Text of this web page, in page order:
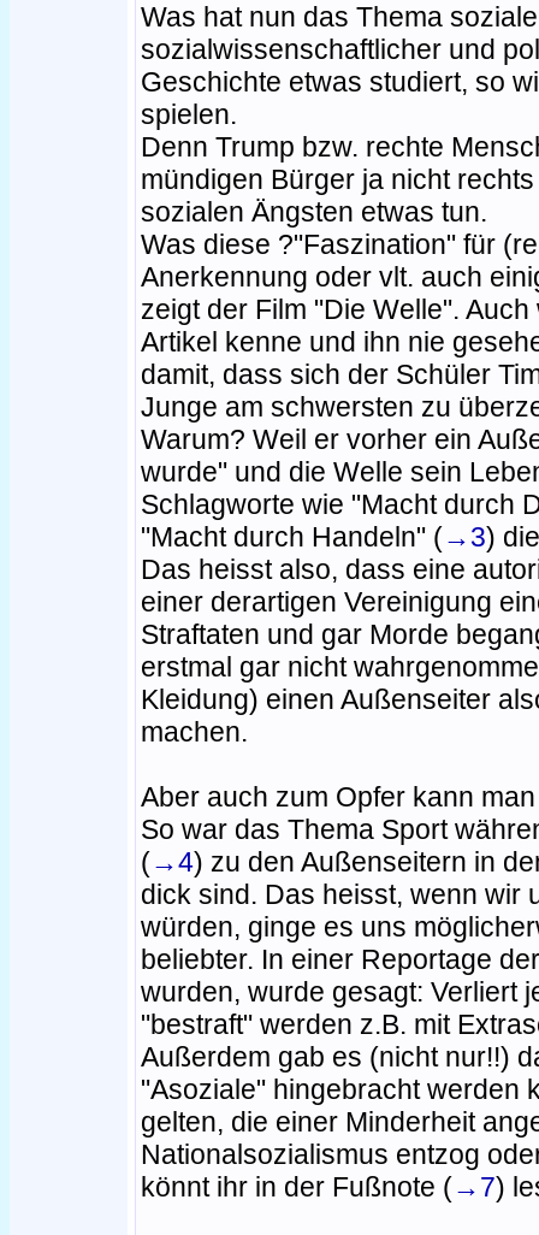
Was hat nun das Thema
sozialwissenschaftlicher und
Geschichte etwas studiert, so
spielen.
Denn Trump bzw. rechte
mündigen Bürger ja nicht
sozialen Ängsten etwas tun.
Was diese ?"Faszination" für
Anerkennung oder vlt. auch
zeigt der Film "Die Welle".
Artikel kenne und ihn nie
damit, dass sich der Schüler
Junge am schwersten zu
Warum? Weil er vorher ein
wurde" und die Welle sein
Schlagworte wie "Macht durch
"Macht durch Handeln" (→3)
Das heisst also, dass eine
einer derartigen Vereinigung
Straftaten und gar Morde
erstmal gar nicht
Kleidung) einen Außenseiter
machen.
Aber auch zum Opfer kann
So war das Thema Sport
(→4) zu den Außenseitern in
dick sind. Das heisst, wenn wir
würden, ginge es uns
beliebter. In einer Reportage
wurden, wurde gesagt: Verliert
"bestraft" werden z.B. mit
Außerdem gab es (nicht nur!!)
"Asoziale" hingebracht werden
gelten, die einer Minderheit
Nationalsozialismus entzog
könnt ihr in der Fußnote (→7)